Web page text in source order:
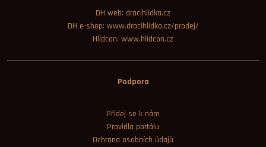
DH web: dracihlidka.cz
DH e-shop: www.dracihlidka.cz/prodej/
Hlídcon: www.hlidcon.cz
Podpora
Přidej se k nám
Pravidla portálu
Ochrana osobních údajů